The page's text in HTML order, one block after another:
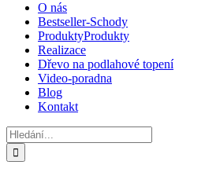
O nás
Bestseller-Schody
ProduktyProdukty
Realizace
Dřevo na podlahové topení
Video-poradna
Blog
Kontakt
Hledat: